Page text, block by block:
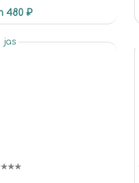
480 ₽
jas